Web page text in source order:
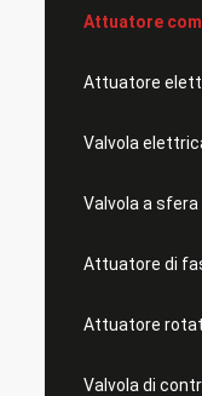
Attuatore
Attuatore
Valvola
Valvola a
Attuatore di
Attuatore
Valvola di